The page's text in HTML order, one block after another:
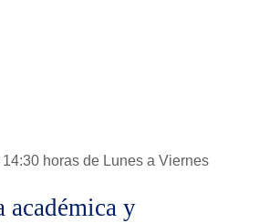
horas de Lunes a Viernes
académica y